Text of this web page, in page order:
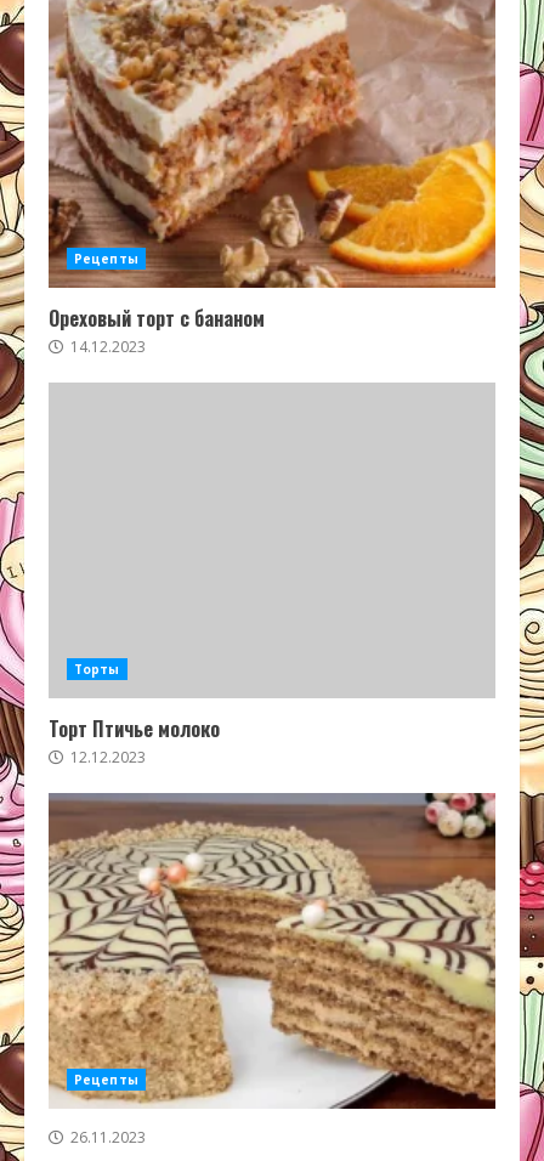
Рецепты
Ореховый торт с бананом
14.12.2023
Торты
Торт Птичье молоко
12.12.2023
Рецепты
26.11.2023